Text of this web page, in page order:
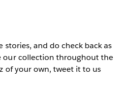
stories, and do check back as
our collection throughout the
of your own, tweet it to us